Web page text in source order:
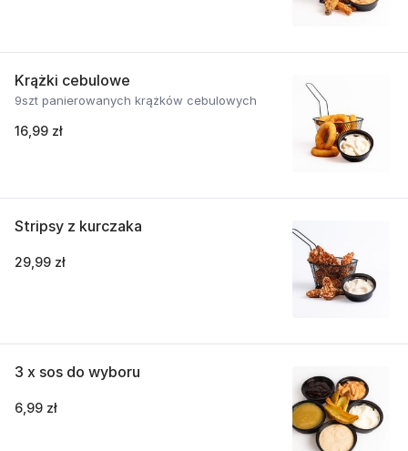
Krążki cebulowe
9szt panierowanych krążków cebulowych
16,99 zł
Stripsy z kurczaka
29,99 zł
3 x sos do wyboru
6,99 zł